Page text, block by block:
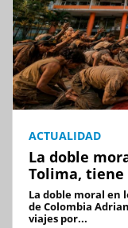
ACTUALIDAD
La doble
Tolima, tiene
La doble moral en
de Colombia
viajes por...